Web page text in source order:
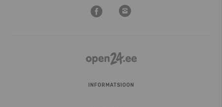
INFORMATSIOON